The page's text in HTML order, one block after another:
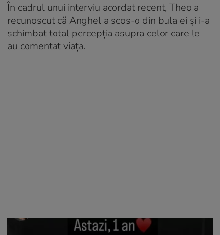
În cadrul unui interviu acordat recent, Theo a
recunoscut că Anghel a scos-o din bula ei și i-a
schimbat total percepția asupra celor care le-
au comentat viața.